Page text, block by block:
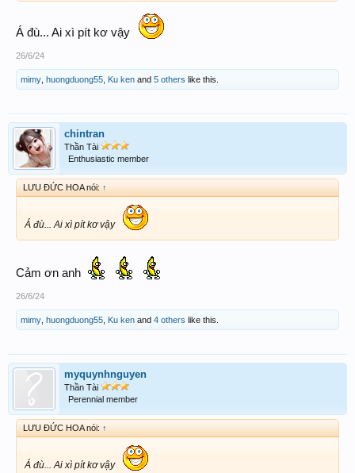
Á đù... Ai xì pít kơ vậy
26/6/24
mimy huongduong55 Ku ken and 5 others like this.
chintran
Thần Tài
Enthusiastic member
LƯU ĐỨC HOA nói: ↑
Á đù... Ai xì pít kơ vậy
Cảm ơn anh
26/6/24
mimy huongduong55 Ku ken and 4 others like this.
myquynhnguyen
Thần Tài
Perennial member
LƯU ĐỨC HOA nói: ↑
Á đù... Ai xì pít kơ vậy